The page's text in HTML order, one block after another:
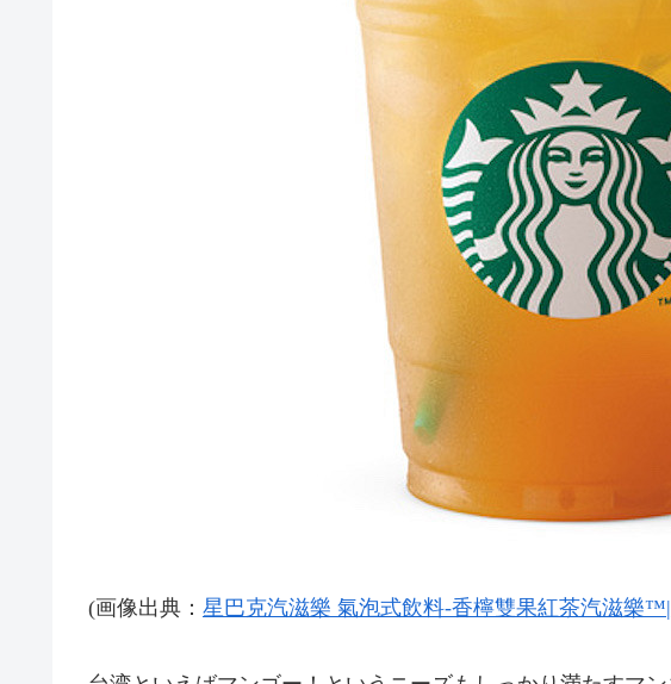
(画像出典： 星巴克汽滋樂 氣泡式飲料-香檸雙果紅茶汽滋樂™|